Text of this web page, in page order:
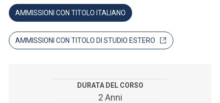
ACCEDI ALLA MAIL ICATT
SEI UN DOCENTE O UN MEMBRO DELLO STAFF
AMMISSIONI CON TITOLO ITALIANO
AMMISSIONI CON TITOLO DI STUDIO ESTERO
DURATA DEL CORSO
2 Anni